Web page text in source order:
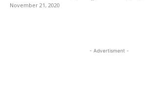
November 21, 2020
- Advertisment -